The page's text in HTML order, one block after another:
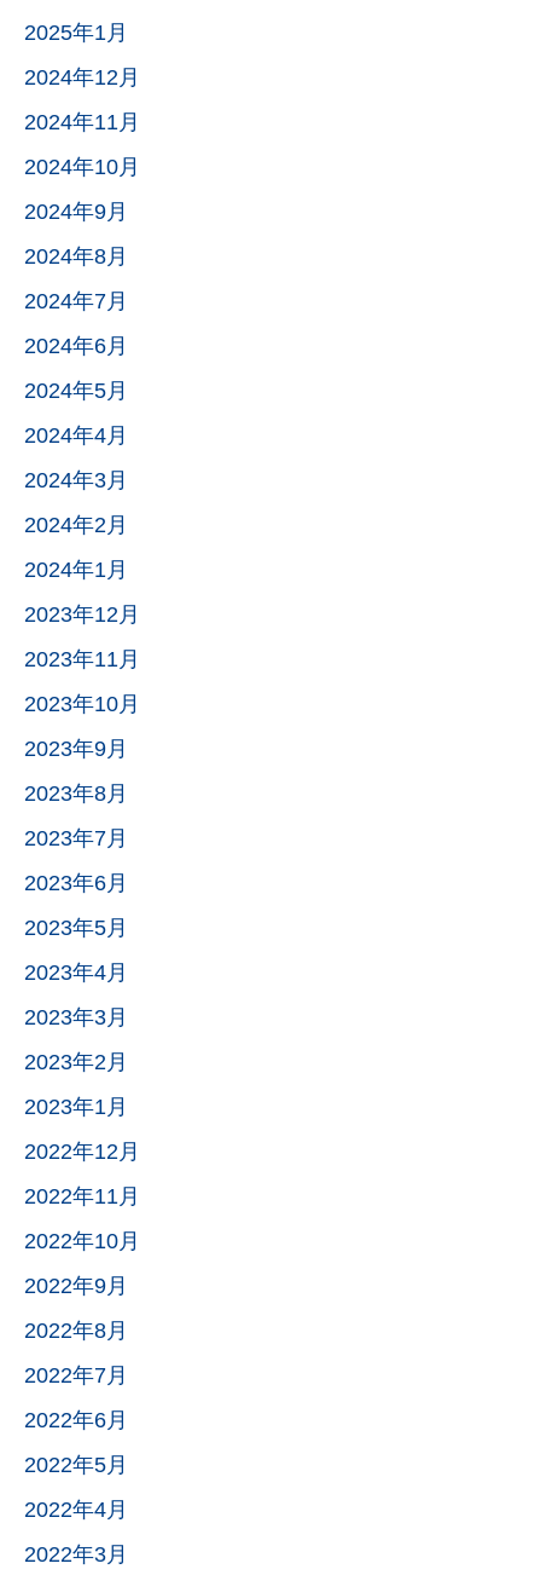
2025年1月
2024年12月
2024年11月
2024年10月
2024年9月
2024年8月
2024年7月
2024年6月
2024年5月
2024年4月
2024年3月
2024年2月
2024年1月
2023年12月
2023年11月
2023年10月
2023年9月
2023年8月
2023年7月
2023年6月
2023年5月
2023年4月
2023年3月
2023年2月
2023年1月
2022年12月
2022年11月
2022年10月
2022年9月
2022年8月
2022年7月
2022年6月
2022年5月
2022年4月
2022年3月